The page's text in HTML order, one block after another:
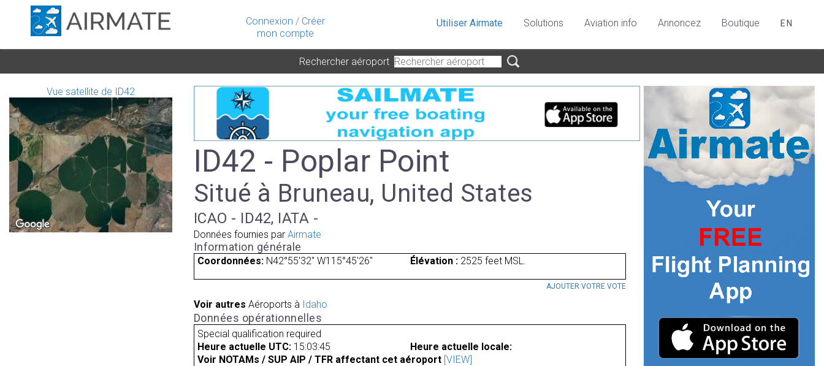
Connexion / Créer
mon compte
Utiliser Airmate Solutions Aviation info Annoncez Boutique EN
Rechercher aéroport
Vue satellite de ID42
ID42 - Poplar Point
Situé à Bruneau, United States
ICAO - ID42, IATA -
Données fournies par Airmate
Information générale
Coordonnées: N42°55'32" W115°45'26" Élévation :2525 feet MSL.
AJOUTER VOTRE VOTE
Voir autres Aéroports à Idaho
Données opérationnelles
Special qualification required
Heure actuelle UTC: 15:03:45
Heure actuelle locale:
Voir NOTAMs / SUP AIP / TFR affectant cet aéroport [VIEW]